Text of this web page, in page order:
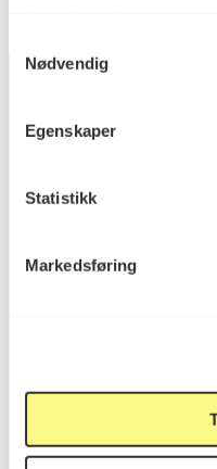
Nødvendig
Egenskaper
Statistikk
Markedsføring
St. Olavs plass